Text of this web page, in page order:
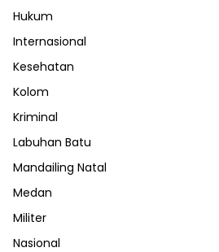
Hukum
Internasional
Kesehatan
Kolom
Kriminal
Labuhan Batu
Mandailing Natal
Medan
Militer
Nasional